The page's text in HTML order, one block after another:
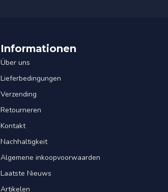
Informationen
Über uns
Lieferbedingungen
Verzending
Retourneren
Kontakt
Nachhaltigkeit
Algemene inkoopvoorwaarden
Laatste Nieuws
Artikelen